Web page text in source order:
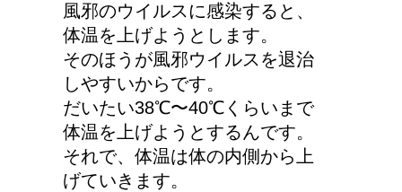
手の関節にできた水泡、
考えられる病気は？
風邪のウイルスに感染すると、
体温を上げようとします。
そのほうが風邪ウイルスを退治
しやすいからです。
だいたい38℃〜40℃くらいまで
体温を上げようとするんです。
それで、体温は体の内側から上
げていきます。